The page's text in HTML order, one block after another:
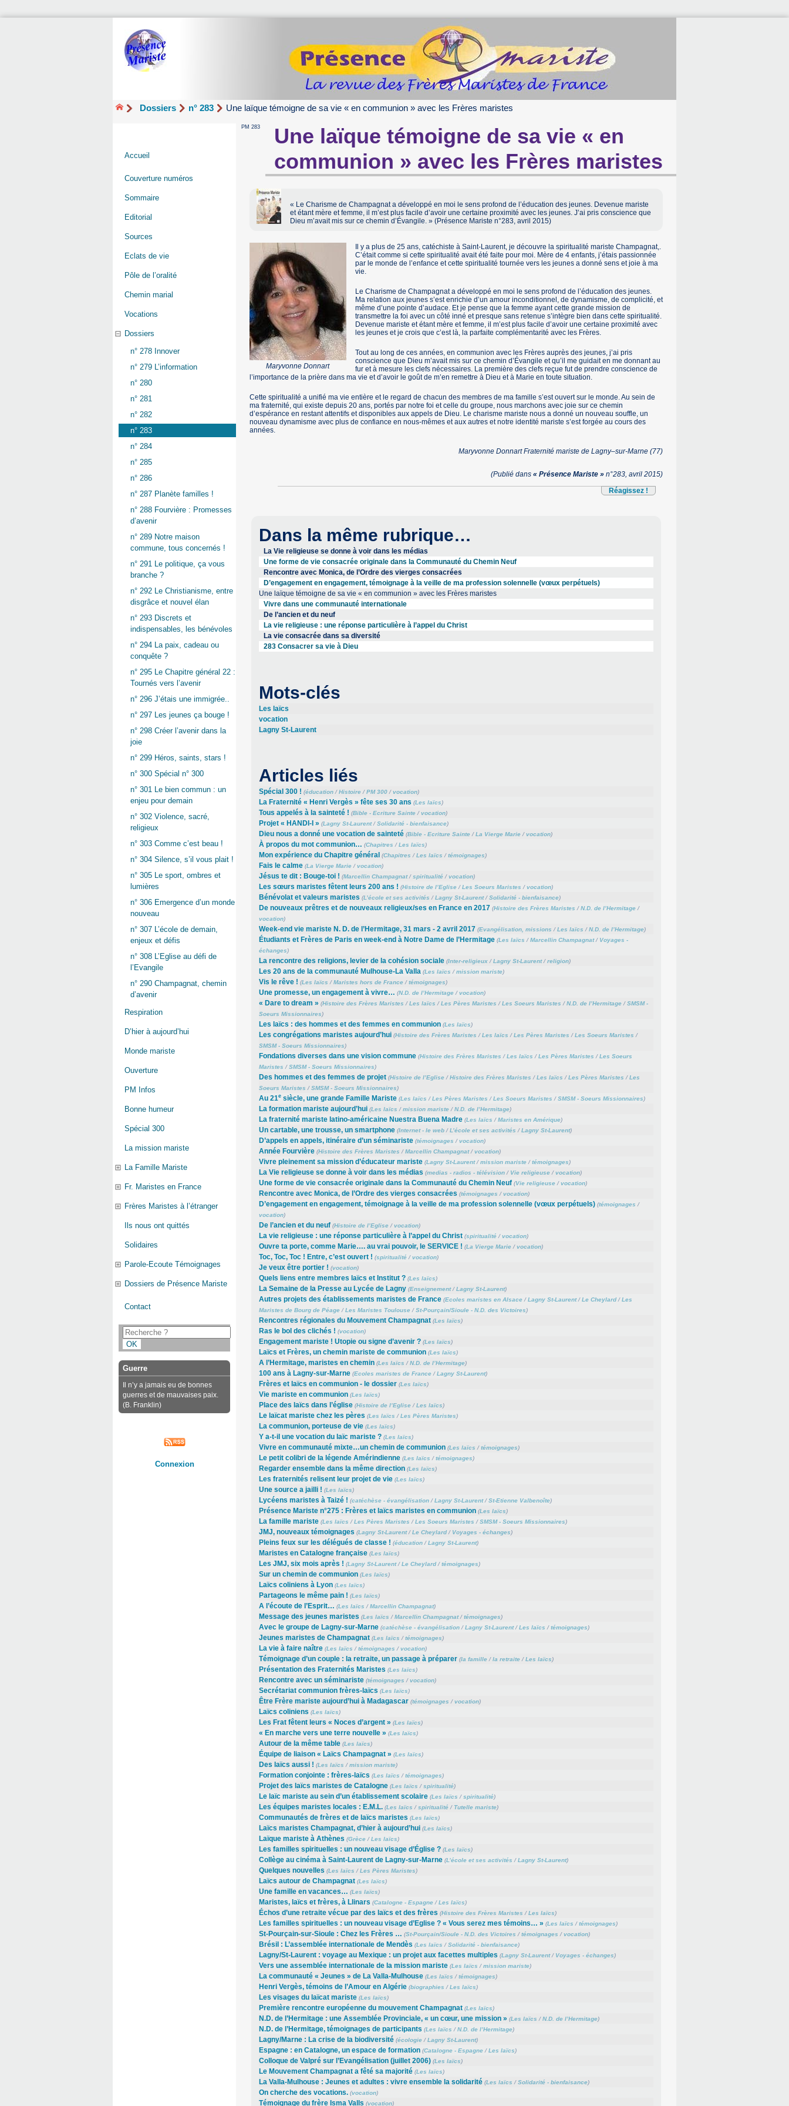
Dossiers n° 283 Une laïque témoigne de sa vie « en communion » avec les Frères maristes
PM 283
Une laïque témoigne de sa vie « en
communion » avec les Frères maristes
« Le Charisme de Champagnat a développé en moi le sens profond de l’éducation des jeunes. Devenue mariste
et étant mère et femme, il m’est plus facile d’avoir une certaine proximité avec les jeunes. J’ai pris conscience que
Dieu m’avait mis sur ce chemin d’Évangile. » (Présence Mariste n°283, avril 2015)
Maryvonne Donnart
Il y a plus de 25 ans, catéchiste à Saint-Laurent, je découvre la spiritualité mariste Champagnat,.
C’était comme si cette spiritualité avait été faite pour moi. Mère de 4 enfants, j’étais passionnée
par le monde de l’enfance et cette spiritualité tournée vers les jeunes a donné sens et joie à ma
vie.
Le Charisme de Champagnat a développé en moi le sens profond de l’éducation des jeunes.
Ma relation aux jeunes s’est enrichie d’un amour inconditionnel, de dynamisme, de complicité, et
même d’une pointe d’audace. Et je pense que la femme ayant cette grande mission de
transmettre la foi avec un côté inné et presque sans retenue s’intègre bien dans cette spiritualité.
Devenue mariste et étant mère et femme, il m’est plus facile d’avoir une certaine proximité avec
les jeunes et je crois que c’est là, la parfaite complémentarité avec les Frères.
Tout au long de ces années, en communion avec les Frères auprès des jeunes, j’ai pris
conscience que Dieu m’avait mis sur ce chemin d’Évangile et qu’il me guidait en me donnant au
fur et à mesure les clefs nécessaires. La première des clefs reçue fut de prendre conscience de
l’importance de la prière dans ma vie et d’avoir le goût de m’en remettre à Dieu et à Marie en toute situation.
Cette spiritualité a unifié ma vie entière et le regard de chacun des membres de ma famille s’est ouvert sur le monde. Au sein de
ma fraternité, qui existe depuis 20 ans, portés par notre foi et celle du groupe, nous marchons avec joie sur ce chemin
d’espérance en restant attentifs et disponibles aux appels de Dieu. Le charisme mariste nous a donné un nouveau souffle, un
nouveau dynamisme avec plus de confiance en nous-mêmes et aux autres et notre identité mariste s’est forgée au cours des
années.
Maryvonne Donnart Fraternité mariste de Lagny–sur-Marne (77)
(Publié dans« Présence Mariste » n°283, avril 2015)
Réagissez !
Dans la même rubrique…
La Vie religieuse se donne à voir dans les médias
Une forme de vie consacrée originale dans la Communauté du Chemin Neuf
Rencontre avec Monica, de l’Ordre des vierges consacrées
D’engagement en engagement, témoignage à la veille de ma profession solennelle (vœux perpétuels)
Une laïque témoigne de sa vie « en communion » avec les Frères maristes
Vivre dans une communauté internationale
De l’ancien et du neuf
La vie religieuse : une réponse particulière à l’appel du Christ
La vie consacrée dans sa diversité
283 Consacrer sa vie à Dieu
Mots-clés
Les laïcs
vocation
Lagny St-Laurent
Articles liés
Spécial 300 ! (éducation/Histoire/PM 300/vocation)
La Fraternité « Henri Vergès » fête ses 30 ans (Les laïcs)
Tous appelés à la sainteté ! (Bible - Ecriture Sainte/vocation)
Projet « HANDI-I » (Lagny St-Laurent/Solidarité - bienfaisance)
Dieu nous a donné une vocation de sainteté (Bible - Ecriture Sainte/La Vierge Marie/vocation)
À propos du mot communion… (Chapitres /Les laïcs)
Mon expérience du Chapitre général (Chapitres /Les laïcs /témoignages)
Fais le calme (La Vierge Marie/vocation)
Jésus te dit : Bouge-toi ! (Marcellin Champagnat/ spiritualité/vocation)
Les sœurs maristes fêtent leurs 200 ans ! (Histoire de l’Eglise/Les Soeurs Maristes /vocation)
Bénévolat et valeurs maristes (L’école et ses activités /Lagny St-Laurent/Solidarité - bienfaisance)
De nouveaux prêtres et de nouveaux religieux/ses en France en 2017 (Histoire des Frères Maristes /N.D. de l’Hermitage/
vocation)
Week-end vie mariste N. D. de l’Hermitage, 31 mars - 2 avril 2017 (Evangélisation, missions /Les laïcs /N.D. de l’Hermitage)
Étudiants et Frères de Paris en week-end à Notre Dame de l’Hermitage (Les laïcs /Marcellin Champagnat/ Voyages -
échanges)
La rencontre des religions, levier de la cohésion sociale (Inter-religieux/Lagny St-Laurent/religion)
Les 20 ans de la communauté Mulhouse-La Valla (Les laïcs /mission mariste)
Vis le rêve ! (Les laïcs /Maristes hors de France/témoignages)
Une promesse, un engagement à vivre… (N.D. de l’Hermitage/vocation)
« Dare to dream » (Histoire des Frères Maristes /Les laïcs /Les Pères Maristes /Les Soeurs Maristes /N.D. de l’Hermitage/SMSM -
Soeurs Missionnaires)
Les laïcs : des hommes et des femmes en communion (Les laïcs)
Les congrégations maristes aujourd’hui (Histoire des Frères Maristes /Les laïcs /Les Pères Maristes /Les Soeurs Maristes /
SMSM - Soeurs Missionnaires)
Fondations diverses dans une vision commune (Histoire des Frères Maristes /Les laïcs /Les Pères Maristes /Les Soeurs
Maristes /SMSM - Soeurs Missionnaires)
Des hommes et des femmes de projet (Histoire de l’Eglise/Histoire des Frères Maristes /Les laïcs /Les Pères Maristes /Les
Soeurs Maristes /SMSM - Soeurs Missionnaires)
Au 21esiècle, une grande Famille Mariste (Les laïcs /Les Pères Maristes /Les Soeurs Maristes /SMSM - Soeurs Missionnaires)
La formation mariste aujourd’hui (Les laïcs /mission mariste/N.D. de l’Hermitage)
La fraternité mariste latino-américaine Nuestra Buena Madre (Les laïcs /Maristes en Amérique)
Un cartable, une trousse, un smartphone (Internet - le web/L’école et ses activités /Lagny St-Laurent)
D’appels en appels, itinéraire d’un séminariste (témoignages /vocation)
Année Fourvière (Histoire des Frères Maristes /Marcellin Champagnat/vocation)
Vivre pleinement sa mission d’éducateur mariste (Lagny St-Laurent/mission mariste/témoignages)
La Vie religieuse se donne à voir dans les médias (medias - radios - télévision/ Vie religieuse/vocation)
Une forme de vie consacrée originale dans la Communauté du Chemin Neuf (Vie religieuse/vocation)
Rencontre avec Monica, de l’Ordre des vierges consacrées (témoignages /vocation)
D’engagement en engagement, témoignage à la veille de ma profession solennelle (vœux perpétuels) (témoignages /
vocation)
De l’ancien et du neuf (Histoire de l’Eglise/vocation)
La vie religieuse : une réponse particulière à l’appel du Christ (spiritualité/vocation)
Ouvre ta porte, comme Marie…. au vrai pouvoir, le SERVICE ! (La Vierge Marie/vocation)
Toc, Toc, Toc ! Entre, c’est ouvert ! (spiritualité/vocation)
Je veux être portier ! (vocation)
Quels liens entre membres laïcs et Institut ? (Les laïcs)
La Semaine de la Presse au Lycée de Lagny (Enseignement/Lagny St-Laurent)
Autres projets des établissements maristes de France (Ecoles maristes en Alsace/Lagny St-Laurent/Le Cheylard/Les
Maristes de Bourg de Péage/Les Maristes Toulouse/St-Pourçain/Sioule - N.D. des Victoires)
Rencontres régionales du Mouvement Champagnat (Les laïcs)
Ras le bol des clichés ! (vocation)
Engagement mariste ! Utopie ou signe d’avenir ? (Les laïcs)
Laïcs et Frères, un chemin mariste de communion (Les laïcs)
A l’Hermitage, maristes en chemin (Les laïcs /N.D. de l’Hermitage)
100 ans à Lagny-sur-Marne (Ecoles maristes de France/Lagny St-Laurent)
Frères et laïcs en communion - le dossier (Les laïcs)
Vie mariste en communion (Les laïcs)
Place des laïcs dans l’église (Histoire de l’Eglise/Les laïcs)
Le laïcat mariste chez les pères (Les laïcs /Les Pères Maristes)
La communion, porteuse de vie (Les laïcs)
Y a-t-il une vocation du laïc mariste ? (Les laïcs)
Vivre en communauté mixte…un chemin de communion (Les laïcs /témoignages)
Le petit colibri de la légende Amérindienne (Les laïcs /témoignages)
Regarder ensemble dans la même direction (Les laïcs)
Les fraternités relisent leur projet de vie (Les laïcs)
Une source a jailli ! (Les laïcs)
Lycéens maristes à Taizé ! (catéchèse - évangélisation/Lagny St-Laurent/St-Etienne Valbenoîte)
Présence Mariste n°275 : Frères et laïcs maristes en communion (Les laïcs)
La famille mariste (Les laïcs /Les Pères Maristes /Les Soeurs Maristes /SMSM - Soeurs Missionnaires)
JMJ, nouveaux témoignages (Lagny St-Laurent/Le Cheylard/ Voyages - échanges)
Pleins feux sur les délégués de classe ! (éducation/Lagny St-Laurent)
Maristes en Catalogne française (Les laïcs)
Les JMJ, six mois après ! (Lagny St-Laurent/Le Cheylard/témoignages)
Sur un chemin de communion (Les laïcs)
Laïcs coliniens à Lyon (Les laïcs)
Partageons le même pain ! (Les laïcs)
A l’écoute de l’Esprit… (Les laïcs /Marcellin Champagnat)
Message des jeunes maristes (Les laïcs /Marcellin Champagnat/témoignages)
Avec le groupe de Lagny-sur-Marne (catéchèse - évangélisation/Lagny St-Laurent/Les laïcs /témoignages)
Jeunes maristes de Champagnat (Les laïcs /témoignages)
La vie à faire naître (Les laïcs /témoignages /vocation)
Témoignage d’un couple : la retraite, un passage à préparer (la famille/la retraite/Les laïcs)
Présentation des Fraternités Maristes (Les laïcs)
Rencontre avec un séminariste (témoignages /vocation)
Secrétariat communion frères-laïcs (Les laïcs)
Être Frère mariste aujourd’hui à Madagascar (témoignages /vocation)
Laïcs coliniens (Les laïcs)
Les Frat fêtent leurs « Noces d’argent » (Les laïcs)
« En marche vers une terre nouvelle » (Les laïcs)
Autour de la même table (Les laïcs)
Équipe de liaison « Laïcs Champagnat » (Les laïcs)
Des laïcs aussi ! (Les laïcs /mission mariste)
Formation conjointe : frères-laïcs (Les laïcs /témoignages)
Projet des laïcs maristes de Catalogne (Les laïcs / spiritualité)
Le laïc mariste au sein d’un établissement scolaire (Les laïcs /spiritualité)
Les équipes maristes locales : E.M.L. (Les laïcs / spiritualité/ Tutelle mariste)
Communautés de frères et de laïcs maristes (Les laïcs)
Laïcs maristes Champagnat, d’hier à aujourd’hui (Les laïcs)
Laïque mariste à Athènes (Grèce/Les laïcs)
Les familles spirituelles : un nouveau visage d’Église ? (Les laïcs)
Collège au cinéma à Saint-Laurent de Lagny-sur-Marne (L’école et ses activités /Lagny St-Laurent)
Quelques nouvelles (Les laïcs /Les Pères Maristes)
Laïcs autour de Champagnat (Les laïcs)
Une famille en vacances… (Les laïcs)
Maristes, laïcs et frères, à Llinars (Catalogne - Espagne/Les laïcs)
Échos d’une retraite vécue par des laïcs et des frères (Histoire des Frères Maristes /Les laïcs)
Les familles spirituelles : un nouveau visage d’Eglise ? « Vous serez mes témoins… » (Les laïcs /témoignages)
St-Pourçain-sur-Sioule : Chez les Frères … (St-Pourçain/Sioule - N.D. des Victoires /témoignages /vocation)
Brésil : L’assemblée internationale de Mendès (Les laïcs /Solidarité - bienfaisance)
Lagny/St-Laurent : voyage au Mexique : un projet aux facettes multiples (Lagny St-Laurent/ Voyages - échanges)
Vers une assemblée internationale de la mission mariste (Les laïcs /mission mariste)
La communauté « Jeunes » de La Valla-Mulhouse (Les laïcs /témoignages)
Henri Vergès, témoins de l’Amour en Algérie (biographies /Les laïcs)
Les visages du laïcat mariste (Les laïcs)
Première rencontre européenne du mouvement Champagnat (Les laïcs)
N.D. de l’Hermitage : une Assemblée Provinciale, « un cœur, une mission » (Les laïcs /N.D. de l’Hermitage)
N.D. de l’Hermitage, témoignages de participants (Les laïcs /N.D. de l’Hermitage)
Lagny/Marne : La crise de la biodiversité (écologie/Lagny St-Laurent)
Espagne : en Catalogne, un espace de formation (Catalogne - Espagne/Les laïcs)
Colloque de Valpré sur l’Evangélisation (juillet 2006) (Les laïcs)
Le Mouvement Champagnat a fêté sa majorité (Les laïcs)
La Valla-Mulhouse : Jeunes et adultes : vivre ensemble la solidarité (Les laïcs /Solidarité - bienfaisance)
On cherche des vocations. (vocation)
Témoignage du frère Isma Valls (vocation)
Accueil
Couverture numéros
Sommaire
Editorial
Sources
Eclats de vie
Pôle de l’oralité
Chemin marial
Vocations
Dossiers
n° 278 Innover
n° 279 L’information
n° 280
n° 281
n° 282
n° 283
n° 284
n° 285
n° 286
n° 287 Planète familles !
n° 288 Fourvière : Promesses
d’avenir
n° 289 Notre maison
commune, tous concernés !
n° 291 Le politique, ça vous
branche ?
n° 292 Le Christianisme, entre
disgrâce et nouvel élan
n° 293 Discrets et
indispensables, les bénévoles
n° 294 La paix, cadeau ou
conquête ?
n° 295 Le Chapitre général 22 :
Tournés vers l’avenir
n° 296 J’étais une immigrée..
n° 297 Les jeunes ça bouge !
n° 298 Créer l’avenir dans la
joie
n° 299 Héros, saints, stars !
n° 300 Spécial n° 300
n° 301 Le bien commun : un
enjeu pour demain
n° 302 Violence, sacré,
religieux
n° 303 Comme c’est beau !
n° 304 Silence, s’il vous plait !
n° 305 Le sport, ombres et
lumières
n° 306 Emergence d’un monde
nouveau
n° 307 L’école de demain,
enjeux et défis
n° 308 L’Eglise au défi de
l’Evangile
n° 290 Champagnat, chemin
d’avenir
Respiration
D’hier à aujourd’hui
Monde mariste
Ouverture
PM Infos
Bonne humeur
Spécial 300
La mission mariste
La Famille Mariste
Fr. Maristes en France
Frères Maristes à l’étranger
Ils nous ont quittés
Solidaires
Parole-Ecoute Témoignages
Dossiers de Présence Mariste
Contact
Guerre
Il n’y a jamais eu de bonnes
guerres et de mauvaises paix.
(B. Franklin)
Connexion